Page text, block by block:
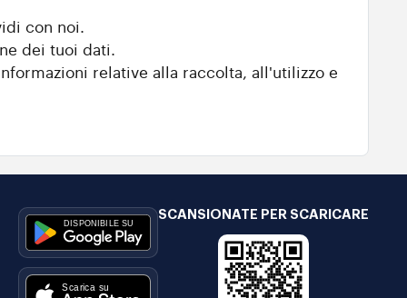
con noi.
dei tuoi dati.
relative alla raccolta, all'utilizzo e
SCANSIONATE PER SCARICARE